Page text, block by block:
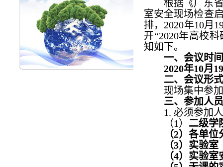
根据《广东
室安全现场检查
排， 2020年10月
开“2020年高校科
知如下。
一、会议时间
2020年10月 19
二、会议形式
现场集中参
三、参加人员
1. 必须参加
（1 ） 二级学
（2）各单位
（3）实验室
（4）实验室